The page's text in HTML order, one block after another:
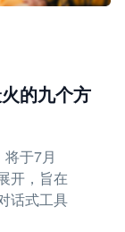
的九个方
于7月
开，旨在
话式工具